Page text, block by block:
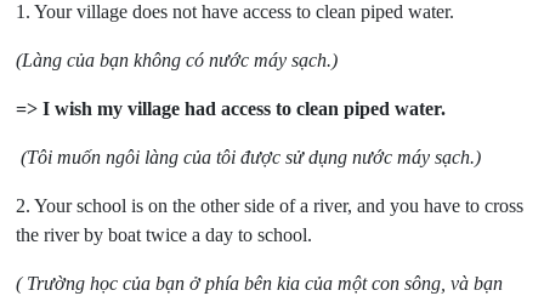
1. Your village does not have access to clean piped water.
(Làng của bạn không có nước máy sạch.)
=> I wish my village had access to clean piped water.
(Tôi muốn ngôi làng của tôi được sử dụng nước máy sạch.)
2. Your school is on the other side of a river, and you have to cross
the river by boat twice a day to school.
( Trường học của bạn ở phía bên kia của một con sông, và bạn